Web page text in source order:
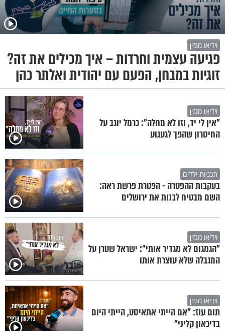
וידיאו מגזין
פגיעה עצמית וחרדות – איך מכילים את זה?
זוגיות במבחן, הפעם עם יהודית ואלתר כהן
וידיאו מגזין
"אין לי יד, וזו לא מחלה": כרמל יוגב על
החיסרון שהפך לגעגוע
תכניות ילדים
בעקבות ההפטרה - הפטרת פרשת ראה:
השם מבטיח לבנות את ירושלים
וידיאו מגזין
"הגמגום לא מגדיר אותי": ישראל שטרן על
המגבלה שלא עוצרת אותו
וידיאו מגזין
תום עוז: "אם הייתי אתאיסט, הייתי היום
בדיכאון קליני"